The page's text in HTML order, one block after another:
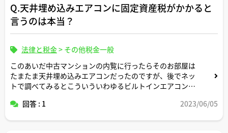
Q.天井埋め込みエアコンに固定資産税がかかると
言うのは本当？
法律と税金> その他税金一般
このあいだ中古マンションの内覧に行ったらそのお部屋は
たまたま天井埋め込みエアコンだったのですが、後でネッ
トで調べてみるとこういういわゆるビルトインエアコンは
回答 : 1 2023/06/05